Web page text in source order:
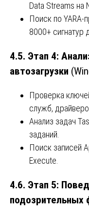
Data Streams на
Поиск по YARA-
8000+ сигнатур
4.5. Этап 4:
автозагрузки
Проверка
служб,
Анализ задач
заданий.
Поиск записей
Execute.
4.6. Этап 5:
подозрительных